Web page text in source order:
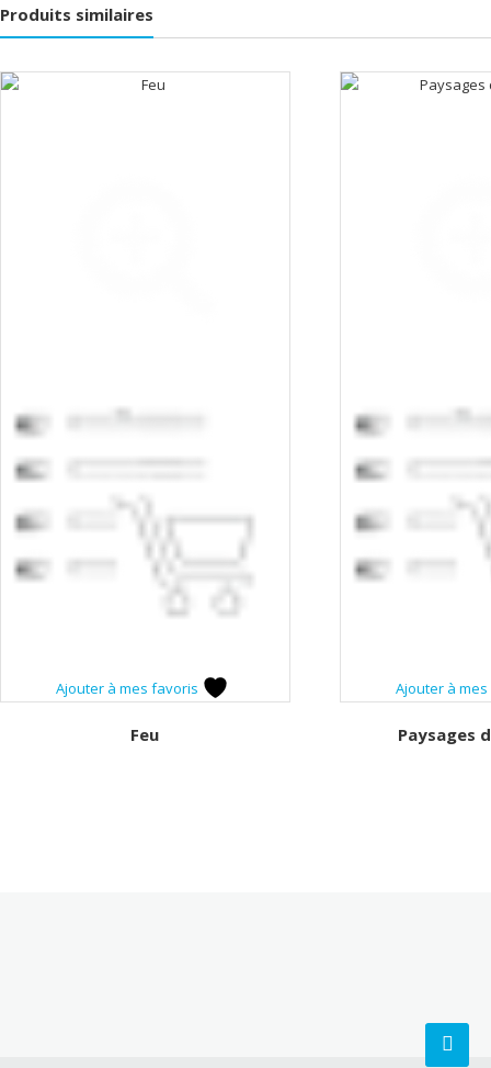
Produits similaires
Ajouter à mes favoris
Feu
Ajouter à
Paysages